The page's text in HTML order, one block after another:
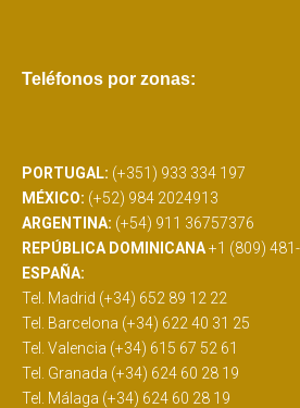
Teléfonos por zonas:
PORTUGAL: (+351) 933 334 197
MÉXICO: (+52) 984 2024913
ARGENTINA: (+54) 911 36757376
REPÚBLICA DOMINICANA+1 (809)
ESPAÑA:
Tel. Madrid (+34) 652 89 12 22
Tel. Barcelona (+34) 622 40 31 25
Tel. Valencia (+34) 615 67 52 61
Tel. Granada (+34) 624 60 28 19
Tel. Málaga (+34) 624 60 28 19